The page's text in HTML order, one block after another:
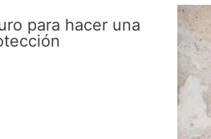
para hacer una